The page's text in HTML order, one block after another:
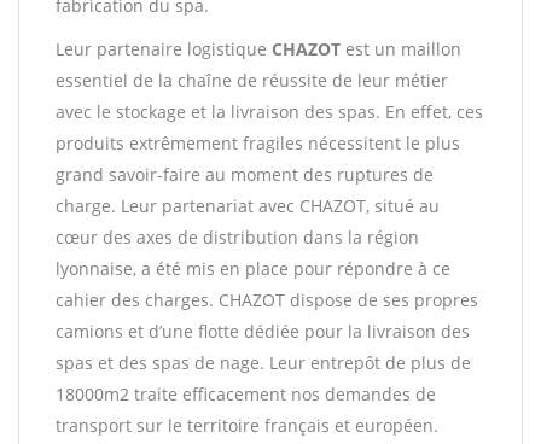
fabrication du spa.
Leur partenaire logistique CHAZOT est un maillon
essentiel de la chaîne de réussite de leur métier
avec le stockage et la livraison des spas. En effet, ces
produits extrêmement fragiles nécessitent le plus
grand savoir-faire au moment des ruptures de
charge. Leur partenariat avec CHAZOT, situé au
cœur des axes de distribution dans la région
lyonnaise, a été mis en place pour répondre à ce
cahier des charges. CHAZOT dispose de ses propres
camions et d’une flotte dédiée pour la livraison des
spas et des spas de nage. Leur entrepôt de plus de
18000m2 traite efficacement nos demandes de
transport sur le territoire français et européen.